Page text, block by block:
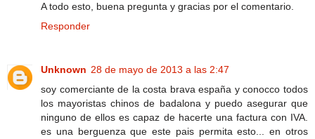
A todo esto, buena pregunta y gracias por el comentario.
Responder
Unknown 28 de mayo de 2013 a las 2:47
soy comerciante de la costa brava españa y conocco todos
los mayoristas chinos de badalona y puedo asegurar que
ninguno de ellos es capaz de hacerte una factura con IVA.
es una berguenza que este pais permita esto... en otros